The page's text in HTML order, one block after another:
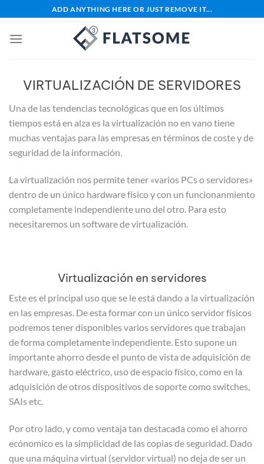
al
contenido
ADD ANYTHING HERE OR JUST REMOVE IT...
VIRTUALIZACIÓN DE SERVIDORES
Una de las tendencias tecnológicas que en los últimos
tiempos está en alza es la virtualización no en vano tiene
muchas ventajas para las empresas en términos de coste y de
seguridad de la información.
La virtualización nos permite tener «varios PCs o servidores»
dentro de un único hardware físico y con un funcionanmiento
completamente independiente uno del otro. Para esto
necesitaremos un software de virtualización.
Virtualización en servidores
Este es el principal uso que se le está dando a la virtualización
en las empresas. De esta formar con un único servidor físicos
podremos tener disponibles varios servidores que trabajan
de forma completamente independiente. Esto supone un
importante ahorro desde el punto de vista de adquisición de
hardware, gasto eléctrico, uso de espacio físico, como en la
adquisición de otros dispositivos de soporte como switches,
SAIs etc.
Por otro lado, y como ventaja tan destacada como el ahorro
ecónomico es la simplicidad de las copias de seguridad. Dado
que una máquina virtual (servidor virtual) no deja de ser un